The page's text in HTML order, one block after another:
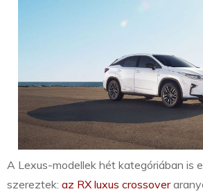
A Lexus-modellek hét kategóriában is
szereztek: az RX luxus crossover